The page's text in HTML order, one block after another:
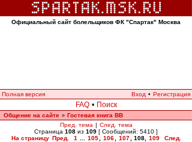
Официальный сайт болельщиков ФК "Спартак" Москва
Полная версия Вход • Регистрация
FAQ • Поиск
Общение на сайте » Гостевая книга ВВ
Пред. тема | След. тема
Страница 108 из 109 [ Сообщений: 5410 ]
На страницу Пред. 1 105 106 107 108, 109
След.